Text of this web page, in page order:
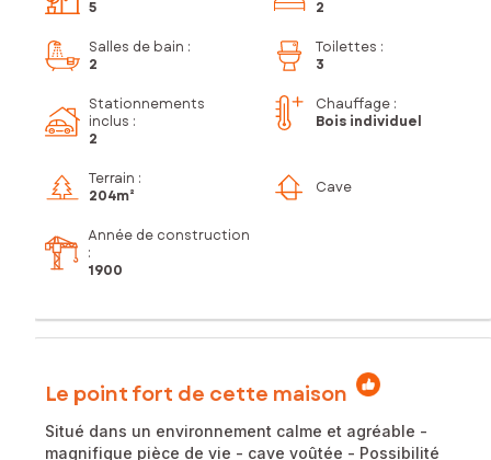
5
2
Salles de bain :
2
Toilettes :
3
Stationnements
inclus :
2
Chauffage :
Bois individuel
Terrain :
204m²
Cave
Année de construction
:
1900
Le point fort de cette maison
Situé dans un environnement calme et agréable -
magnifique pièce de vie - cave voûtée - Possibilité